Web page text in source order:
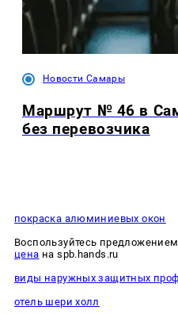
Новости Самары
Маршрут № 46 в
без перевозчика
покраска алюминиевых окон
Воспользуйтесь предложением
цена на spb.hands.ru
виды наружных защитных
отель шери холл